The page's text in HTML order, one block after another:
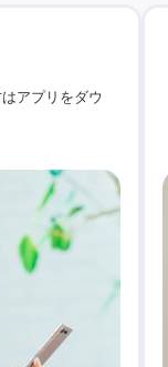
アプリをダウ